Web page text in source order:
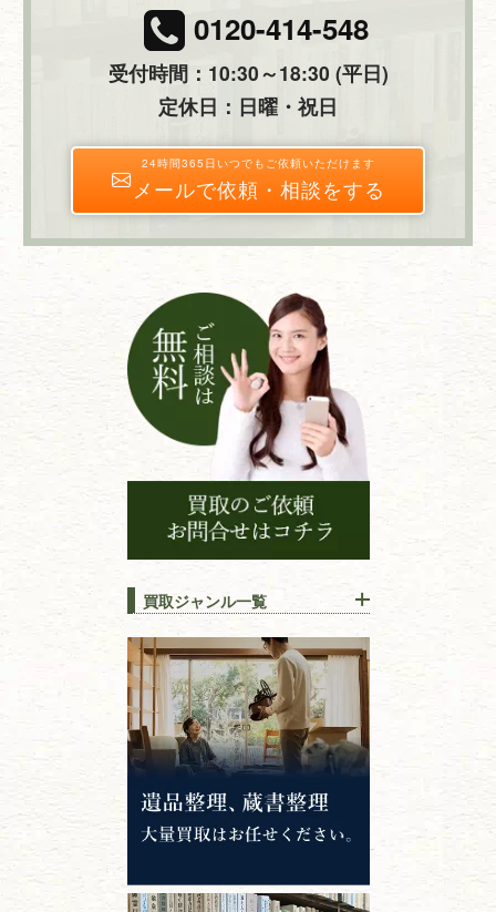
0120-414-548
受付時間：10:30～18:30 (平日)
定休日：日曜・祝日
24時間365日いつでもご依頼いただけます
メールで依頼・相談をする
買取ジャンル一覧
江戸時代の書物
唐本・漢籍・
中国書物・朝鮮本
錦絵・浮世絵・版画・刷り物
専門書・ 学術書
哲学書・思想書
心理学・倫理学